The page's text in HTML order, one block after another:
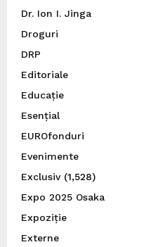
Dr. Ion I. Jinga
Droguri
DRP
Editoriale
Educație
Esențial
EUROfonduri
Evenimente
Exclusiv(1,528)
Expo 2025 Osaka
Expoziție
Externe